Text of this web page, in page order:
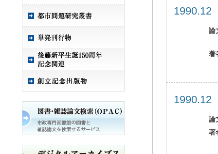
論
著
論
著